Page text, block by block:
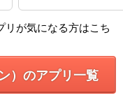
リが気になる方はこち
）のアプリ一覧